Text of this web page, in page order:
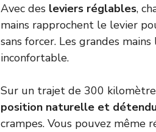
Avec des leviers réglables,
mains rapprochent le levier
sans forcer. Les grandes
inconfortable.
Sur un trajet de 300
position naturelle et
crampes. Vous pouvez